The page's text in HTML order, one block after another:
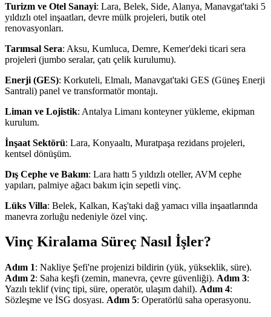
Turizm ve Otel Sanayi: Lara, Belek, Side, Alanya, Manavgat'taki 5
yıldızlı otel inşaatları, devre mülk projeleri, butik otel
renovasyonları.
Tarımsal Sera: Aksu, Kumluca, Demre, Kemer'deki ticari sera
projeleri (jumbo seralar, çatı çelik kurulumu).
Enerji (GES): Korkuteli, Elmalı, Manavgat'taki GES (Güneş Enerji
Santrali) panel ve transformatör montajı.
Liman ve Lojistik: Antalya Limanı konteyner yükleme, ekipman
kurulum.
İnşaat Sektörü: Lara, Konyaaltı, Muratpaşa rezidans projeleri,
kentsel dönüşüm.
Dış Cephe ve Bakım: Lara hattı 5 yıldızlı oteller, AVM cephe
yapıları, palmiye ağacı bakım için sepetli vinç.
Lüks Villa: Belek, Kalkan, Kaş'taki dağ yamacı villa inşaatlarında
manevra zorluğu nedeniyle özel vinç.
Vinç Kiralama Süreç Nasıl İşler?
Adım 1: Nakliye Şefi'ne projenizi bildirin (yük, yükseklik, süre).
Adım 2: Saha keşfi (zemin, manevra, çevre güvenliği). Adım 3:
Yazılı teklif (vinç tipi, süre, operatör, ulaşım dahil). Adım 4:
Sözleşme ve İSG dosyası. Adım 5: Operatörlü saha operasyonu.